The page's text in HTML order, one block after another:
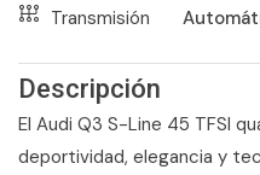
Transmisión
Descripción
El Audi Q3 S-Line 45 TFSI
deportividad, elegancia y